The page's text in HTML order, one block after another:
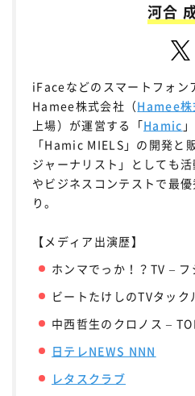
河合
iFaceなどのスマートフォン
Hamee株式会社（Hamee株
上場）が運営する「Hamic
「Hamic MIELS」の開発と
ジャーナリスト」としても
やビジネスコンテストで最
り。
【メディア出演歴】
ホンマでっか！？TV – フ
ビートたけしのTVタック
中西哲生のクロノス –
日テレNEWS NNN
レタスクラブ